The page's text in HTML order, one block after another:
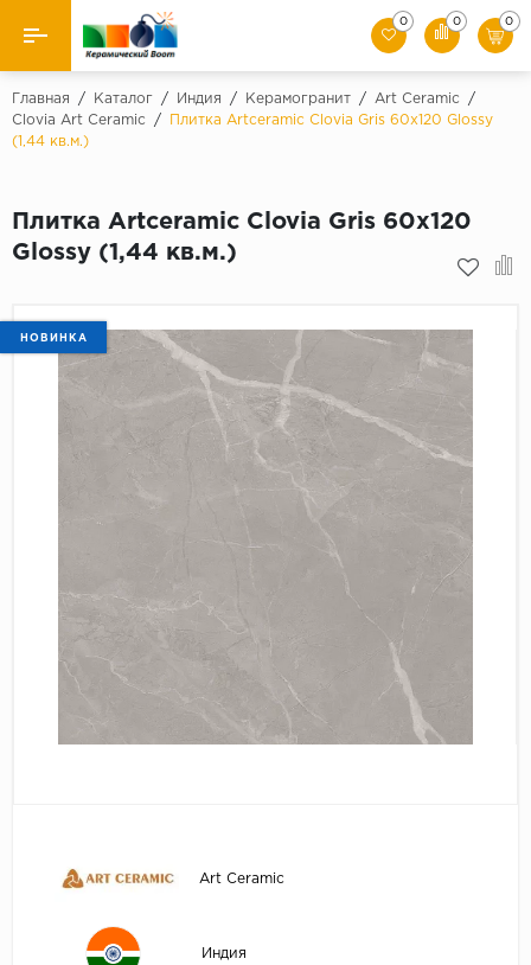
Назад
Производители
Керамогранит
Искусственный камень
0 0 0
Главная / Каталог / Индия / Керамогранит / Art Ceramic
/
Clovia Art Ceramic
/
Плитка Artceramic Clovia Gris 60x120 Glossy
(1,44 кв.м.)
Плитка Artceramic Clovia Gris 60x120
Glossy (1,44 кв.м.)
НОВИНКА
Art Ceramic
Индия